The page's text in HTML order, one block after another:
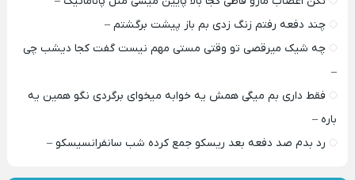
چند دفعه رفتم زنگ زدی بم باز پیشت برگشتم –
چه شیک میرقصی تو وقتی مستی مهم نیست گفت کجا دیشب چی
–
فقط داری بم میگی همش یه خوابه میخوای برگردی نگو همین یه
باره –
رد بدم صد دفعه بعد ریسکو جمع کرده شب سانفرانسیسکو –